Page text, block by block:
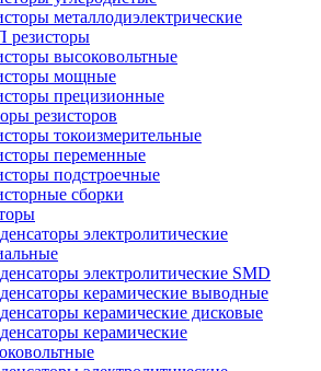
металлодиэлектрические
резисторы
высоковольтные
мощные
прецизионные
резисторов
токоизмерительные
переменные
подстроечные
сборки
электролитические
электролитические SMD
керамические выводные
керамические дисковые
керамические